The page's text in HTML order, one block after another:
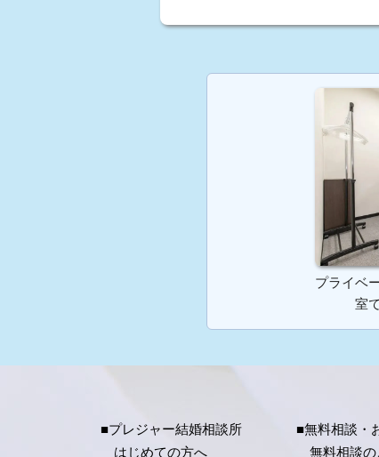
プライベ
室
■プレジャー結婚相談所
はじめての方へ
■無料相談・
無料相談の